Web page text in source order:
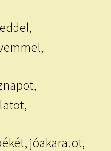
LIMITÁLT!
jóakaratot,